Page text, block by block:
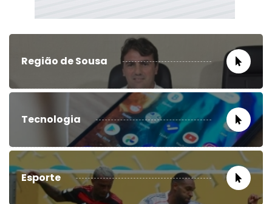
Região de Sousa
Tecnologia
Esporte